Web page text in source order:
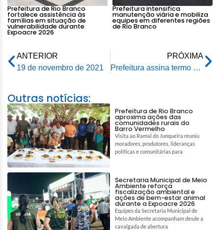
Prefeitura de Rio Branco
fortalece assistência às
famílias em situação de
vulnerabilidade durante
Expoacre 2026
Prefeitura intensifica
manutenção viária e mobiliza
equipes em diferentes regiões
de Rio Branco
ANTERIOR
19 de novembro de 2021
PRÓXIMA
Prefeitura assina termo de colaboração com a Acapev para fortalecer atendimento em casa terapêutica
Outras notícias:
Prefeitura de Rio Branco
aproxima ações das
comunidades rurais do
Barro Vermelho
Visita ao Ramal do Junqueira reuniu
moradores, produtores, lideranças
políticas e comunitárias para
Secretaria Municipal de Meio
Ambiente reforça
fiscalização ambiental e
ações de bem-estar animal
durante a Expoacre 2026
Equipes da Secretaria Municipal de
Meio Ambiente acompanham desde a
cavalgada de abertura